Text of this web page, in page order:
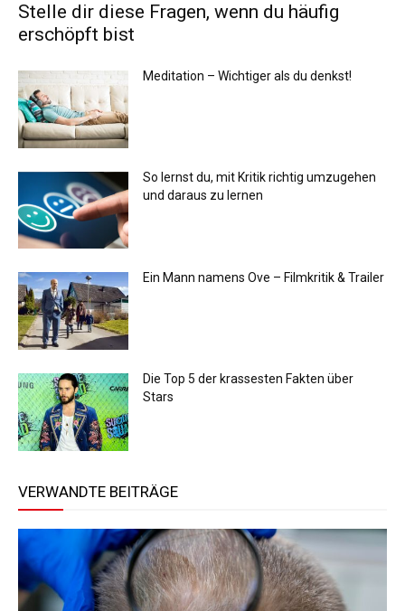
Stelle dir diese Fragen, wenn du häufig
erschöpft bist
Meditation – Wichtiger als du denkst!
So lernst du, mit Kritik richtig umzugehen
und daraus zu lernen
Ein Mann namens Ove – Filmkritik & Trailer
Die Top 5 der krassesten Fakten über
Stars
VERWANDTE BEITRÄGE